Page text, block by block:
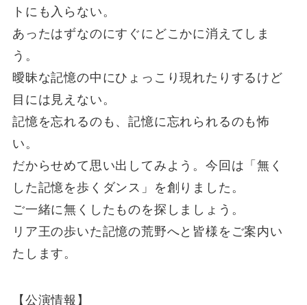
トにも入らない。
あったはずなのにすぐにどこかに消えてしま
う。
曖昧な記憶の中にひょっこり現れたりするけど
目には見えない。
記憶を忘れるのも、記憶に忘れられるのも怖
い。
だからせめて思い出してみよう。今回は「無く
した記憶を歩くダンス」を創りました。
ご一緒に無くしたものを探しましょう。
リア王の歩いた記憶の荒野へと皆様をご案内い
たします。
【公演情報】